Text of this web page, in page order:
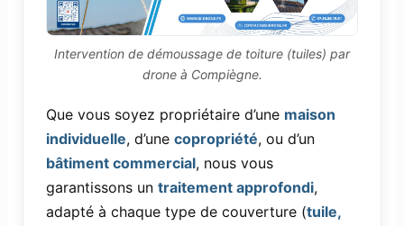
Intervention de démoussage de toiture (tuiles) par
drone à Compiègne.
Que vous soyez propriétaire d’une maison
individuelle, d’une copropriété, ou d’un
bâtiment commercial, nous vous
garantissons un traitement approfondi,
adapté à chaque type de couverture (tuile,